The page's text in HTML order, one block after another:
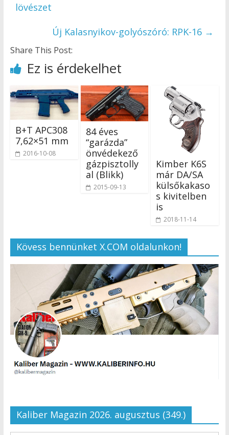
lövészet
Új Kalasnyikov-golyószóró: RPK-16 →
Share This Post:
Ez is érdekelhet
B+T APC308
7,62×51 mm
2016-10-08
84 éves
“garázda”
önvédekező
gázpisztolly
al (Blikk)
2015-09-13
Kimber K6S
már DA/SA
külsőkakaso
s kivitelben
is
2018-11-14
Kövess bennünket X.COM oldalunkon!
Kaliber Magazin 2026. augusztus (349.)